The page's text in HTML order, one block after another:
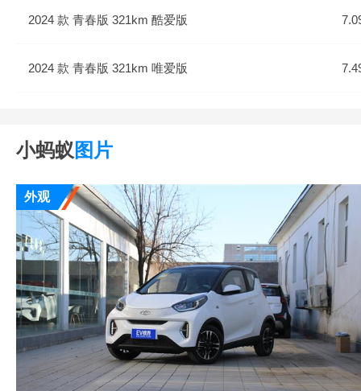
2024 款 青春版 321km 酷爱版
2024 款 青春版 321km 唯爱版
小蚂蚁 图片
外观